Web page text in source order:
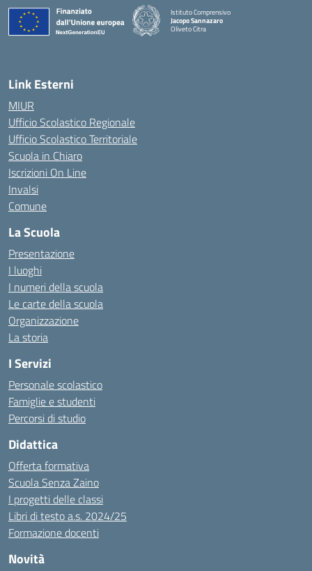
Istituto Comprensivo
Jacopo Sannazaro
Oliveto Citra
Link Esterni
MIUR
Ufficio Scolastico Regionale
Ufficio Scolastico Territoriale
Scuola in Chiaro
Iscrizioni On Line
Invalsi
Comune
La Scuola
Presentazione
I luoghi
I numeri della scuola
Le carte della scuola
Organizzazione
La storia
I Servizi
Personale scolastico
Famiglie e studenti
Percorsi di studio
Didattica
Offerta formativa
Scuola Senza Zaino
I progetti delle classi
Libri di testo a.s. 2024/25
Formazione docenti
Novità